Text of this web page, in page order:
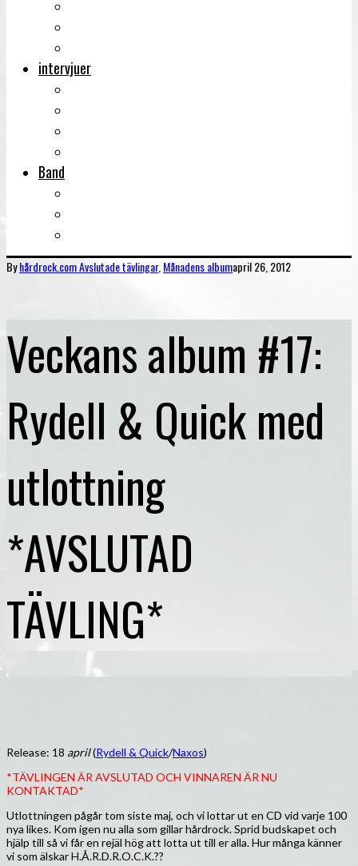
intervjuer
Band
Byhårdrock.comAvslutade tävlingar, Månadens albumapril 26, 2012
Veckans album #17:
Rydell & Quick med
utlottning
*AVSLUTAD
TÄVLING*
Release: 18 april(Rydell & Quick/Naxos)
*TÄVLINGEN ÄR AVSLUTAD OCH VINNAREN ÄR NU
KONTAKTAD*
Utlottningen pågår tom siste maj, och vi lottar ut en CD vid varje 100
nya likes. Kom igen nu alla som gillar hårdrock. Sprid budskapet och
hjälp till så vi får en rejäl hög att lotta ut till er alla. Hur många känner
vi som älskar H.Å.R.D.R.O.C.K.??